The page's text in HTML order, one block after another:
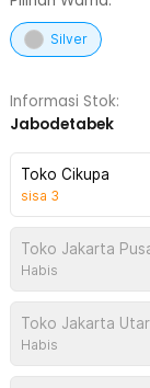
Silver
Informasi Stok:
Jabodetabek
Toko Cikupa
sisa 3
Toko Jakarta
Habis
Toko Jakarta
Habis